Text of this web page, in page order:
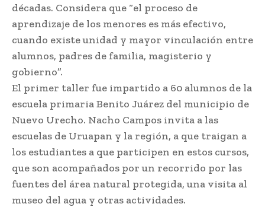
décadas. Considera que “el proceso de
aprendizaje de los menores es más efectivo,
cuando existe unidad y mayor vinculación entre
alumnos, padres de familia, magisterio y
gobierno”.
El primer taller fue impartido a 60 alumnos de la
escuela primaria Benito Juárez del municipio de
Nuevo Urecho. Nacho Campos invita a las
escuelas de Uruapan y la región, a que traigan a
los estudiantes a que participen en estos cursos,
que son acompañados por un recorrido por las
fuentes del área natural protegida, una visita al
museo del agua y otras actividades.